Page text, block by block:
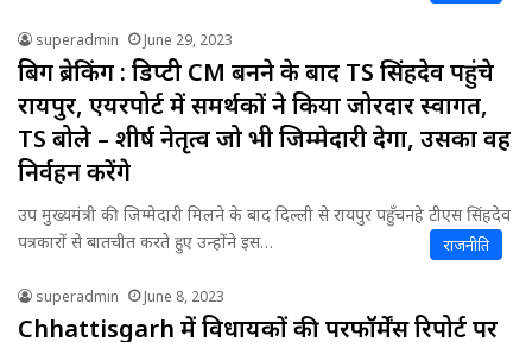
superadmin June 29, 2023
बिग ब्रेकिंग : डिप्टी CM बनने के बाद TS सिंहदेव पहुंचे
रायपुर, एयरपोर्ट में समर्थकों ने किया जोरदार स्वागत,
TS बोले – शीर्ष नेतृत्व जो भी जिम्मेदारी देगा, उसका वह
निर्वहन करेंगे
उप मुख्यमंत्री की जिम्मेदारी मिलने के बाद दिल्ली से रायपुर पहुँचनहे टीएस सिंहदेव
पत्रकारों से बातचीत करते हुए उन्होंने इस…
राजनीति
superadmin June 8, 2023
Chhattisgarh में विधायकों की परफॉर्मेंस रिपोर्ट पर